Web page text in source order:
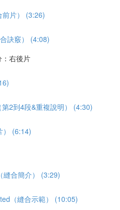
片） (3:26)
訣竅） (4:08)
右後片
2到4段&重複說明） (4:30)
） (6:14)
縫合簡介） (3:29)
（縫合示範） (10:05)